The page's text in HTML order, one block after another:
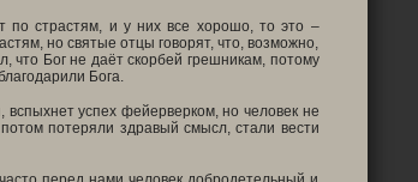
по страстям, и у них все хорошо, то это –
но святые отцы говорят, что, возможно,
что Бог не даёт скорбей грешникам, потому
Бога.
успех фейерверком, но человек не
потеряли здравый смысл, стали вести